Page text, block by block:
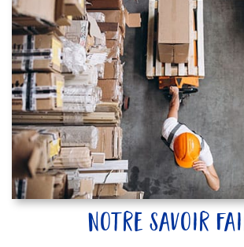
notre savoir